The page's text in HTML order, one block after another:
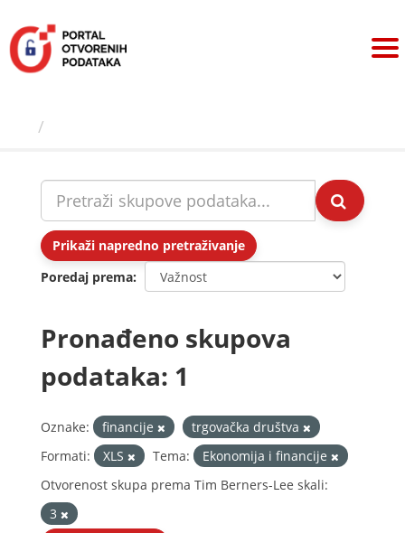
sadržaj
Prikaži napredno pretraživanje
Poredaj prema
Pronađeno skupova
podataka: 1
Oznake: financije
trgovačka društva
Formati:
XLS Tema:
Ekonomija i financije
Otvorenost skupa prema Tim Berners-Lee skali:
3